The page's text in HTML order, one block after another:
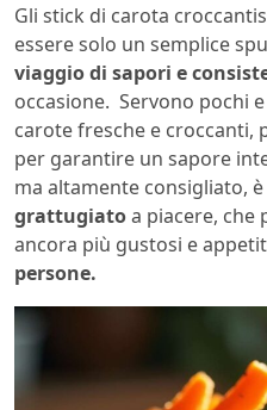
Gli stick di carota
essere solo un semplice
viaggio di sapori e
occasione. Servono pochi
carote fresche e
per garantire un sapore
ma altamente consigliato, è
grattugiatoa piacere, che
ancora più gustosi e
persone.